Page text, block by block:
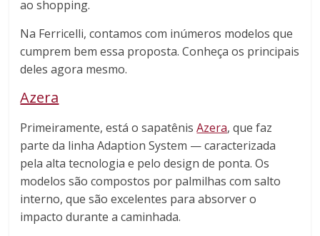
ao shopping.
Na Ferricelli, contamos com inúmeros modelos que
cumprem bem essa proposta. Conheça os principais
deles agora mesmo.
Azera
Primeiramente, está o sapatênisAzera, que faz
parte da linha Adaption System — caracterizada
pela alta tecnologia e pelo design de ponta. Os
modelos são compostos por palmilhas com salto
interno, que são excelentes para absorver o
impacto durante a caminhada.